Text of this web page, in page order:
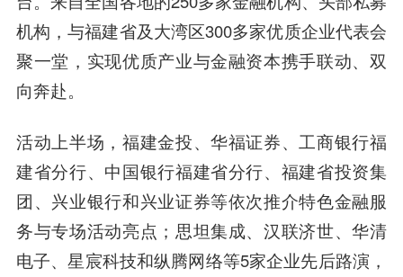
机构，与福建省及大湾区300多家优质企业代表会
聚一堂，实现优质产业与金融资本携手联动、双
向奔赴。
活动上半场，福建金投、华福证券、工商银行福
建省分行、中国银行福建省分行、福建省投资集
团、兴业银行和兴业证券等依次推介特色金融服
务与专场活动亮点；思坦集成、汉联济世、华清
电子、星宸科技和纵腾网络等5家企业先后路演，